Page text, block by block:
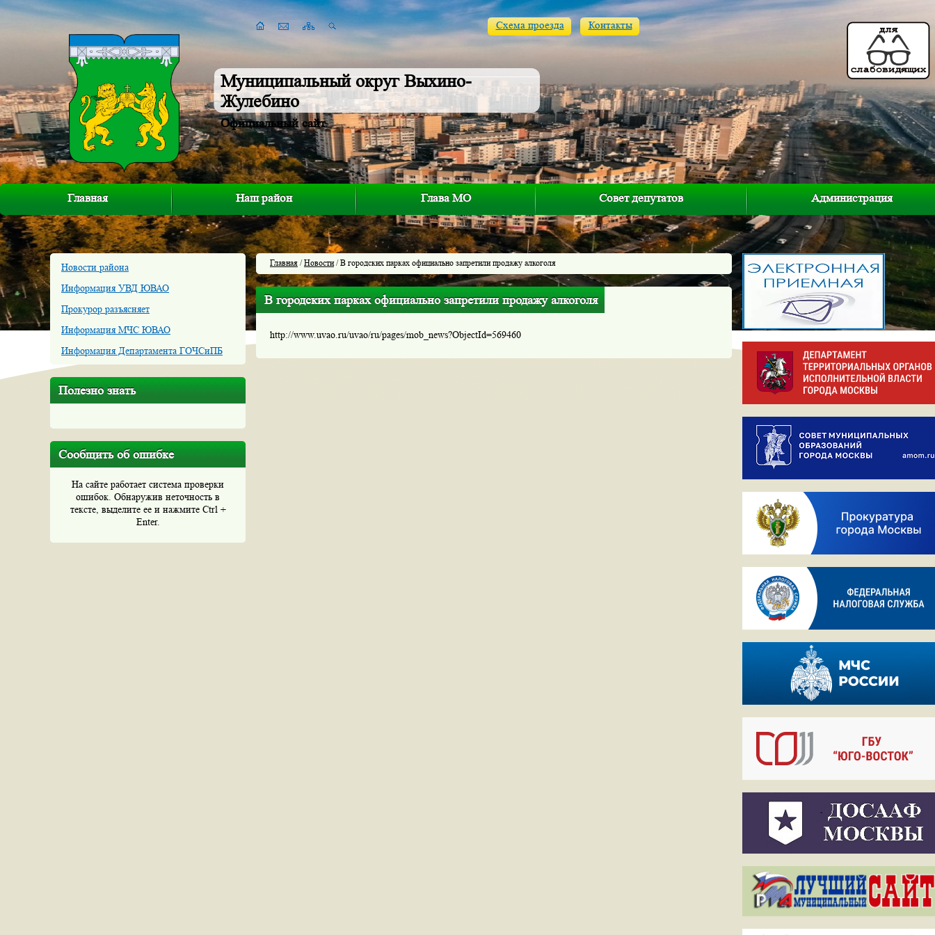
Муниципальный округ Выхино-
Жулебино
Официальный сайт
Схема проезда Контакты
Главная Наш район Глава МО Совет депутатов Администрация
Новости района
Информация УВД ЮВАО
Прокурор разъясняет
Информация МЧС ЮВАО
Информация Департамента ГОЧСиПБ
Полезно знать
Сообщить об ошибке
На сайте работает система проверки
ошибок. Обнаружив неточность в
тексте, выделите ее и нажмите Ctrl +
Enter.
Главная /Новости/ В городских парках официально запретили продажу алкоголя
В городских парках официально запретили продажу алкоголя
http://www.uvao.ru/uvao/ru/pages/mob_news?ObjectId=569460